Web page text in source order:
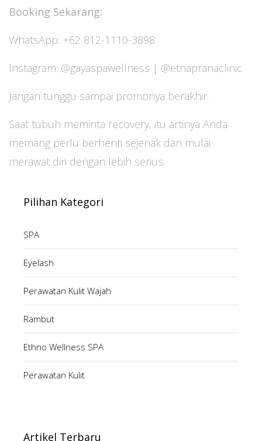
Booking Sekarang:
WhatsApp: +62 812-1110-3898
Instagram: @gayaspawellness | @etnapranaclinic
Jangan tunggu sampai promonya berakhir.
Saat tubuh meminta recovery, itu artinya Anda
memang perlu berhenti sejenak dan mulai
merawat diri dengan lebih serius.
Pilihan Kategori
SPA
Eyelash
Perawatan Kulit Wajah
Rambut
Ethno Wellness SPA
Perawatan Kulit
Artikel Terbaru